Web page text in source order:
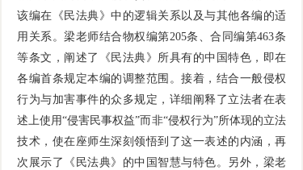
该编在《民法典》中的逻辑关系以及与其他各编的适
用关系。梁老师结合物权编第205条、合同编第463条
等条文，阐述了《民法典》所具有的中国特色，即在
各编首条规定本编的调整范围。接着，结合一般侵权
行为与加害事件的众多规定，详细阐释了立法者在表
述上使用“侵害民事权益”而非“侵权行为”所体现的立法
技术，使在座师生深刻领悟到了这一表述的内涵，再
次展示了《民法典》的中国智慧与特色。另外，梁老